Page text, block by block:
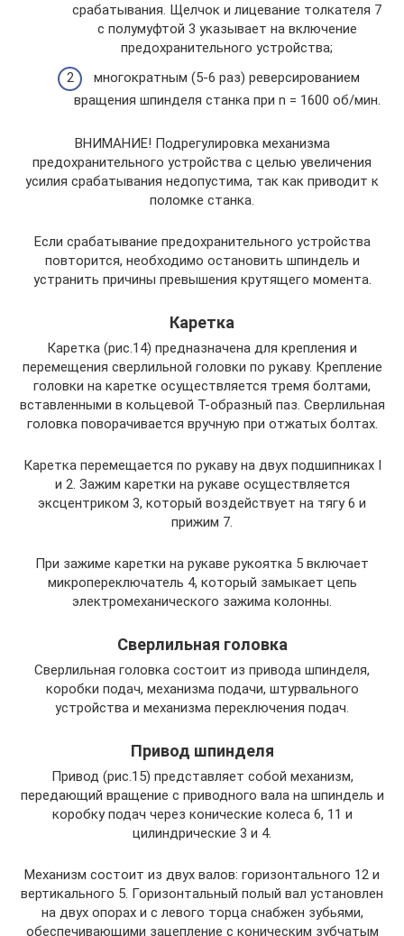
срабатывания. Щелчок и лицевание толкателя 7
с полумуфтой 3 указывает на включение
предохранительного устройства;
многократным (5-6 раз) реверсированием
вращения шпинделя станка при n = 1600 об/мин.
ВНИМАНИЕ! Подрегулировка механизма
предохранительного устройства с целью увеличения
усилия срабатывания недопустима, так как приводит к
поломке станка.
Если срабатывание предохранительного устройства
повторится, необходимо остановить шпиндель и
устранить причины превышения крутящего момента.
Каретка
Каретка (рис.14) предназначена для крепления и
перемещения сверлильной головки по рукаву. Крепление
головки на каретке осуществляется тремя болтами,
вставленными в кольцевой Т-образный паз. Сверлильная
головка поворачивается вручную при отжатых болтах.
Каретка перемещается по рукаву на двух подшипниках I
и 2. Зажим каретки на рукаве осуществляется
эксцентриком 3, который воздействует на тягу 6 и
прижим 7.
При зажиме каретки на рукаве рукоятка 5 включает
микропереключатель 4, который замыкает цепь
электромеханического зажима колонны.
Сверлильная головка
Сверлильная головка состоит из привода шпинделя,
коробки подач, механизма подачи, штурвального
устройства и механизма переключения подач.
Привод шпинделя
Привод (рис.15) представляет собой механизм,
передающий вращение с приводного вала на шпиндель и
коробку подач через конические колеса 6, 11 и
цилиндрические 3 и 4.
Механизм состоит из двух валов: горизонтального 12 и
вертикального 5. Горизонтальный полый вал установлен
на двух опорах и с левого торца снабжен зубьями,
обеспечивающими зацепление с коническим зубчатым